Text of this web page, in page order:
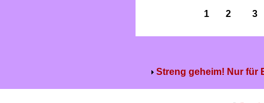
1 2 3
Streng geheim! Nur für